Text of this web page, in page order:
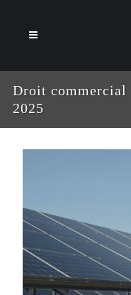
Droit commercial
2025